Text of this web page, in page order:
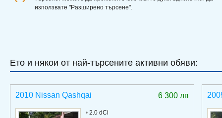
използвате "Разширено търсене".
Ето и някои от най-търсените активни обяви:
6 300 лв
2010 Nissan Qashqai
• 2.0 dCi